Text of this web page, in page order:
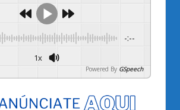
-:--
1x
Powered By GSpeech